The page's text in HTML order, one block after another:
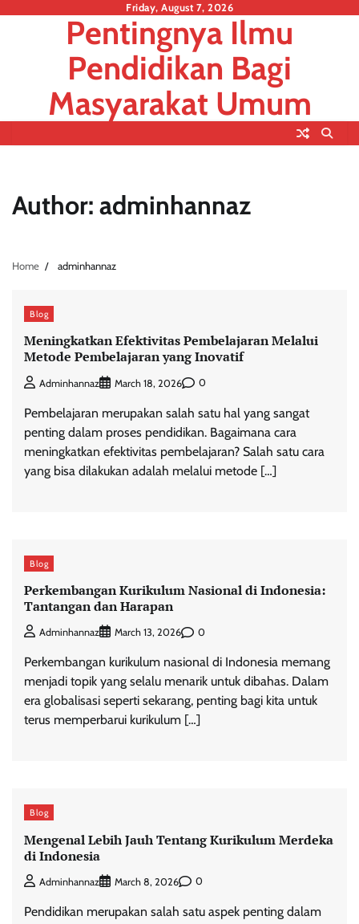
Friday, August 7, 2026
Pentingnya Ilmu
Pendidikan Bagi
Masyarakat Umum
Author: adminhannaz
Home adminhannaz
Blog
Meningkatkan Efektivitas Pembelajaran Melalui
Metode Pembelajaran yang Inovatif
Adminhannaz March 18, 2026 0
Pembelajaran merupakan salah satu hal yang sangat
penting dalam proses pendidikan. Bagaimana cara
meningkatkan efektivitas pembelajaran? Salah satu cara
yang bisa dilakukan adalah melalui metode […]
Blog
Perkembangan Kurikulum Nasional di Indonesia:
Tantangan dan Harapan
Adminhannaz March 13, 2026 0
Perkembangan kurikulum nasional di Indonesia memang
menjadi topik yang selalu menarik untuk dibahas. Dalam
era globalisasi seperti sekarang, penting bagi kita untuk
terus memperbarui kurikulum […]
Blog
Mengenal Lebih Jauh Tentang Kurikulum Merdeka
di Indonesia
Adminhannaz March 8, 2026 0
Pendidikan merupakan salah satu aspek penting dalam